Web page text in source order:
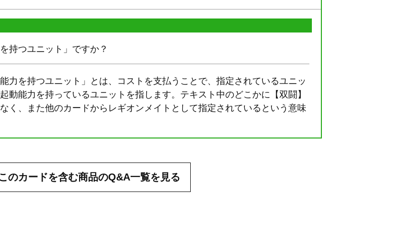
持つユニット」ですか？
力を持つユニット」とは、コストを支払うことで、指定されているユニッ
動能力を持っているユニットを指します。テキスト中のどこかに【双闘】
く、また他のカードからレギオンメイトとして指定されているという意味
のカードを含む商品のQ&A一覧を見る